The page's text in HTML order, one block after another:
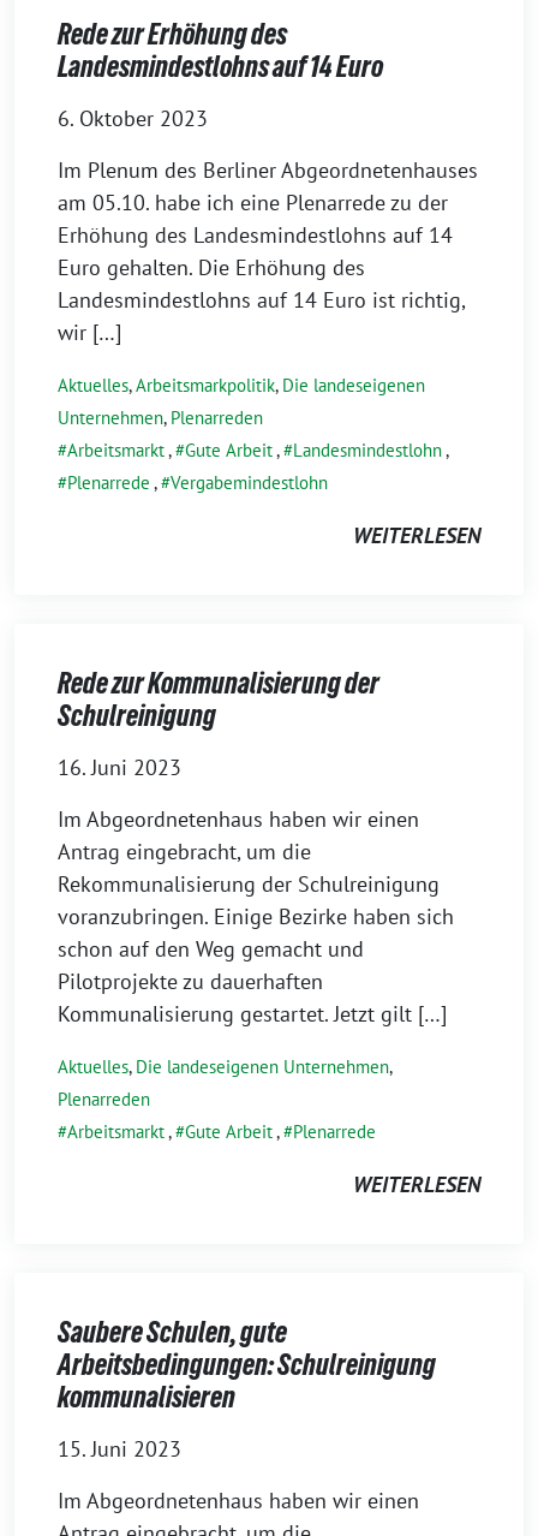
Rede zur Erhöhung des
Landesmindestlohns auf 14 Euro
6. Oktober 2023
Im Plenum des Berliner Abgeordnetenhauses
am 05.10. habe ich eine Plenarrede zu der
Erhöhung des Landesmindestlohns auf 14
Euro gehalten. Die Erhöhung des
Landesmindestlohns auf 14 Euro ist richtig,
wir […]
Aktuelles,Arbeitsmarkpolitik, Die landeseigenen
Unternehmen, Plenarreden
Arbeitsmarkt, Gute Arbeit, Landesmindestlohn,
Plenarrede , Vergabemindestlohn
WEITERLESEN
Rede zur Kommunalisierung der
Schulreinigung
16. Juni 2023
Im Abgeordnetenhaus haben wir einen
Antrag eingebracht, um die
Rekommunalisierung der Schulreinigung
voranzubringen. Einige Bezirke haben sich
schon auf den Weg gemacht und
Pilotprojekte zu dauerhaften
Kommunalisierung gestartet. Jetzt gilt […]
Aktuelles, Die landeseigenen Unternehmen,
Plenarreden
Arbeitsmarkt, Gute Arbeit, Plenarrede
WEITERLESEN
Saubere Schulen, gute
Arbeitsbedingungen: Schulreinigung
kommunalisieren
15. Juni 2023
Im Abgeordnetenhaus haben wir einen